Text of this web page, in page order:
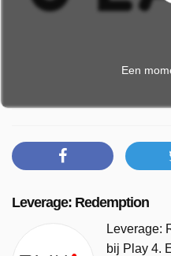
Een
Leverage: Redemption
Leverage:
bij Play 4.